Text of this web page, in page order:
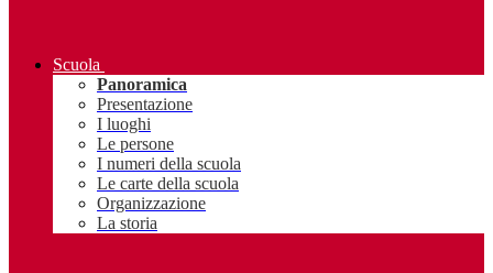
Scuola
Panoramica
Presentazione
I luoghi
Le persone
I numeri della scuola
Le carte della scuola
Organizzazione
La storia